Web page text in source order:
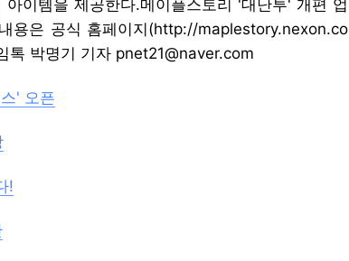
이템을 제공한다.메이플스토리 '대난투' 개편 업
용은 공식 홈페이지(http://maplestory.nexon.co
톡 박명기 기자 pnet21@naver.com
' 오픈
!